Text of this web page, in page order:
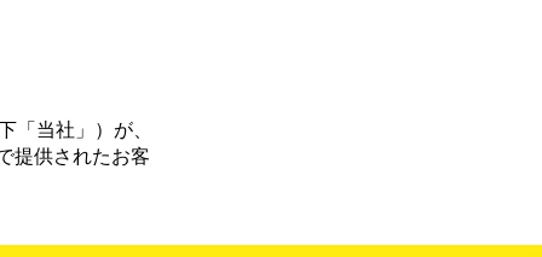
「当社」）が、
提供されたお客